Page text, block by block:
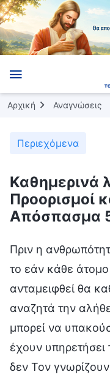
Αρχική Αναγνώσεις
Περιεχόμενα
Καθημερινά
Προορισμοί
Απόσπασμα
Πριν η
το εάν κάθε
ανταμειφθεί θα
αναζητά την
μπορεί να
έχουν
δεν Τον